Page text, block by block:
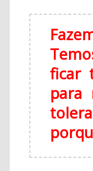
ficar
para